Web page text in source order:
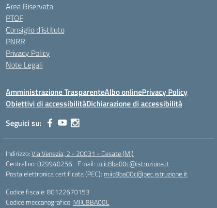
Area Riservata
PTOF
Consiglio d’istituto
PNRR
Privacy Policy
Note Legali
Amministrazione TrasparenteAlbo onlinePrivacy Policy
Obiettivi di accessibilitàDichiarazione di accessibilità
Seguici su:
Indirizzo:Via Venezia, 2 - 20031 - Cesate (MI)
Centralino:029940256 Email: miic8ba00c@istruzione.it
Posta elettronica certificata (PEC): miic8ba00c@pec.istruzione.it
Codice fiscale: 80122670153
Codice meccanografico: MIIC8BA00C